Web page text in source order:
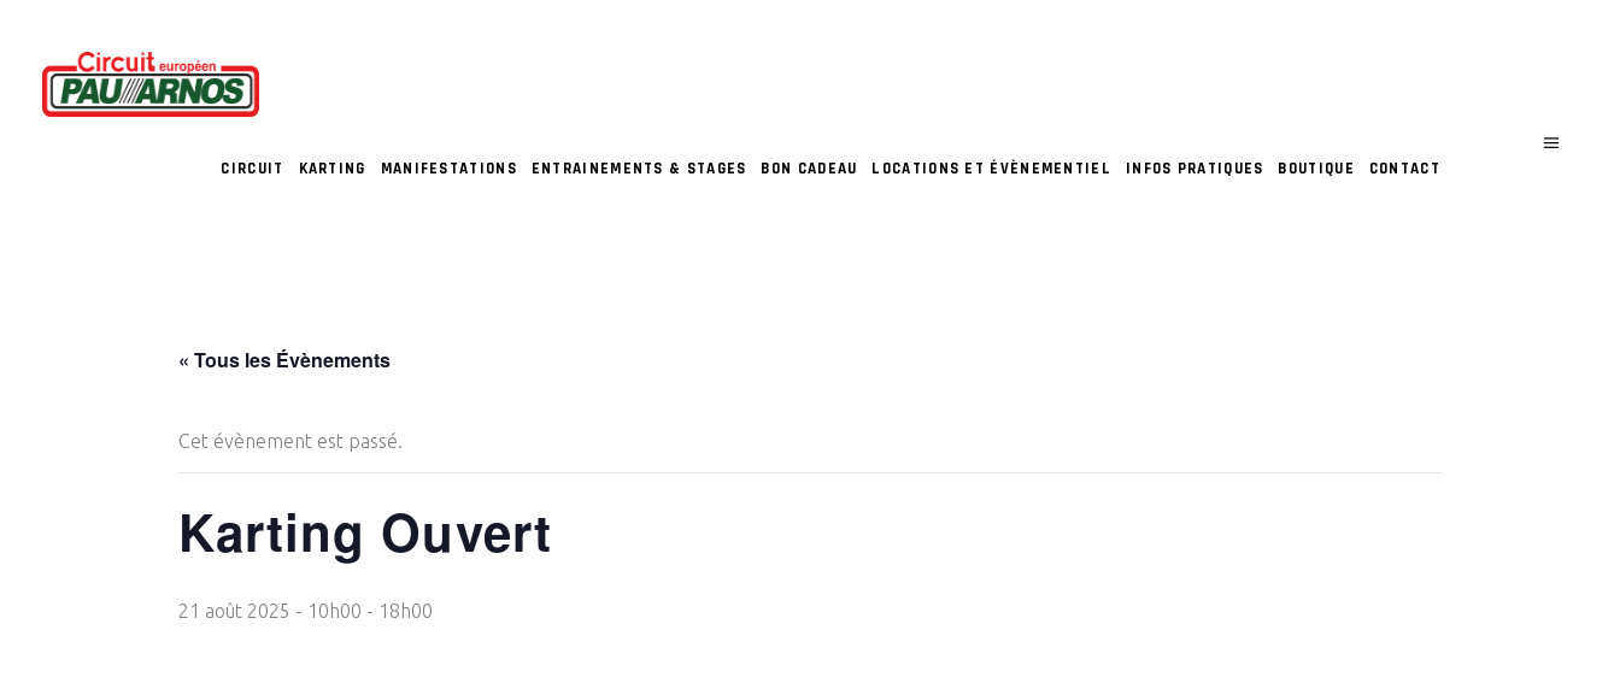
CIRCUIT KARTING MANIFESTATIONS ENTRAINEMENTS & STAGES BON CADEAU LOCATIONS ET ÉVÈNEMENTIEL INFOS PRATIQUES BOUTIQUE CONTACT
« Tous les Évènements
Cet évènement est passé.
Karting Ouvert
21 août 2025 - 10h00 - 18h00